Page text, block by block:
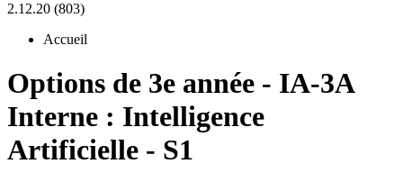
2.12.20 (803)
Accueil
Options de 3e année - IA-3A
Interne : Intelligence
Artificielle - S1